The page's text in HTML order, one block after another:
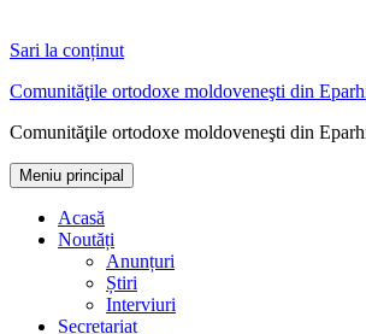
Sari la conținut
Comunităţile ortodoxe moldoveneşti din
Comunităţile ortodoxe moldoveneşti din
Meniu principal
Acasă
Noutăți
Anunțuri
Știri
Interviuri
Secretariat